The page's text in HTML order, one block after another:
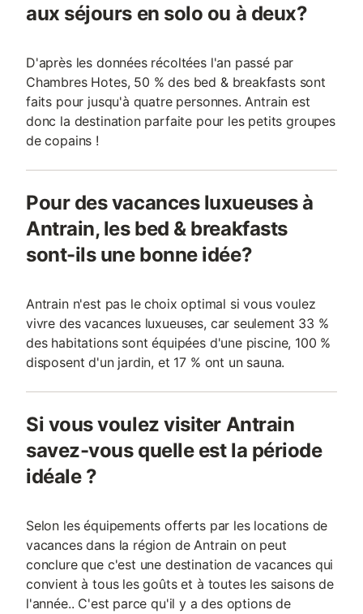
aux séjours en solo ou à deux?
D'après les données récoltées l'an passé par
Chambres Hotes, 50 % des bed & breakfasts sont
faits pour jusqu'à quatre personnes. Antrain est
donc la destination parfaite pour les petits groupes
de copains !
Pour des vacances luxueuses à
Antrain, les bed & breakfasts
sont-ils une bonne idée?
Antrain n'est pas le choix optimal si vous voulez
vivre des vacances luxueuses, car seulement 33 %
des habitations sont équipées d'une piscine, 100 %
disposent d'un jardin, et 17 % ont un sauna.
Si vous voulez visiter Antrain
savez-vous quelle est la période
idéale ?
Selon les équipements offerts par les locations de
vacances dans la région de Antrain on peut
conclure que c'est une destination de vacances qui
convient à tous les goûts et à toutes les saisons de
l'année.. C'est parce qu'il y a des options de